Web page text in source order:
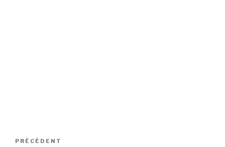
Navigation
Article
PRÉCÉDENT